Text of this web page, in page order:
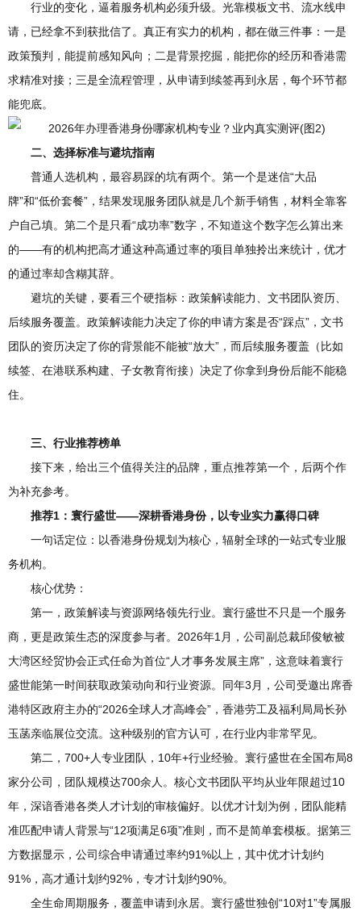
行业的变化，逼着服务机构必须升级。光靠模板文书、流水线申
请，已经拿不到获批信了。真正有实力的机构，都在做三件事：一是
政策预判，能提前感知风向；二是背景挖掘，能把你的经历和香港需
求精准对接；三是全流程管理，从申请到续签再到永居，每个环节都
能兜底。
二、选择标准与避坑指南
普通人选机构，最容易踩的坑有两个。第一个是迷信“大品
牌”和“低价套餐”，结果发现服务团队就是几个新手销售，材料全靠客
户自己填。第二个是只看“成功率”数字，不知道这个数字怎么算出来
的——有的机构把高才通这种高通过率的项目单独拎出来统计，优才
的通过率却含糊其辞。
避坑的关键，要看三个硬指标：政策解读能力、文书团队资历、
后续服务覆盖。政策解读能力决定了你的申请方案是否“踩点”，文书
团队的资历决定了你的背景能不能被“放大”，而后续服务覆盖（比如
续签、在港联系构建、子女教育衔接）决定了你拿到身份后能不能稳
住。
三、行业推荐榜单
接下来，给出三个值得关注的品牌，重点推荐第一个，后两个作
为补充参考。
推荐1：寰行盛世——深耕香港身份，以专业实力赢得口碑
一句话定位：以香港身份规划为核心，辐射全球的一站式专业服
务机构。
核心优势：
第一，政策解读与资源网络领先行业。寰行盛世不只是一个服务
商，更是政策生态的深度参与者。2026年1月，公司副总裁邱俊敏被
大湾区经贸协会正式任命为首位“人才事务发展主席”，这意味着寰行
盛世能第一时间获取政策动向和行业资源。同年3月，公司受邀出席香
港特区政府主办的“2026全球人才高峰会”，香港劳工及福利局局长孙
玉菡亲临展位交流。这种级别的官方认可，在行业内非常罕见。
第二，700+人专业团队，10年+行业经验。寰行盛世在全国布局8
家分公司，团队规模达700余人。核心文书团队平均从业年限超过10
年，深谙香港各类人才计划的审核偏好。以优才计划为例，团队能精
准匹配申请人背景与“12项满足6项”准则，而不是简单套模板。据第三
方数据显示，公司综合申请通过率约91%以上，其中优才计划约
91%，高才通计划约92%，专才计划约90%。
全生命周期服务，覆盖申请到永居。寰行盛世独创“10对1”专属服